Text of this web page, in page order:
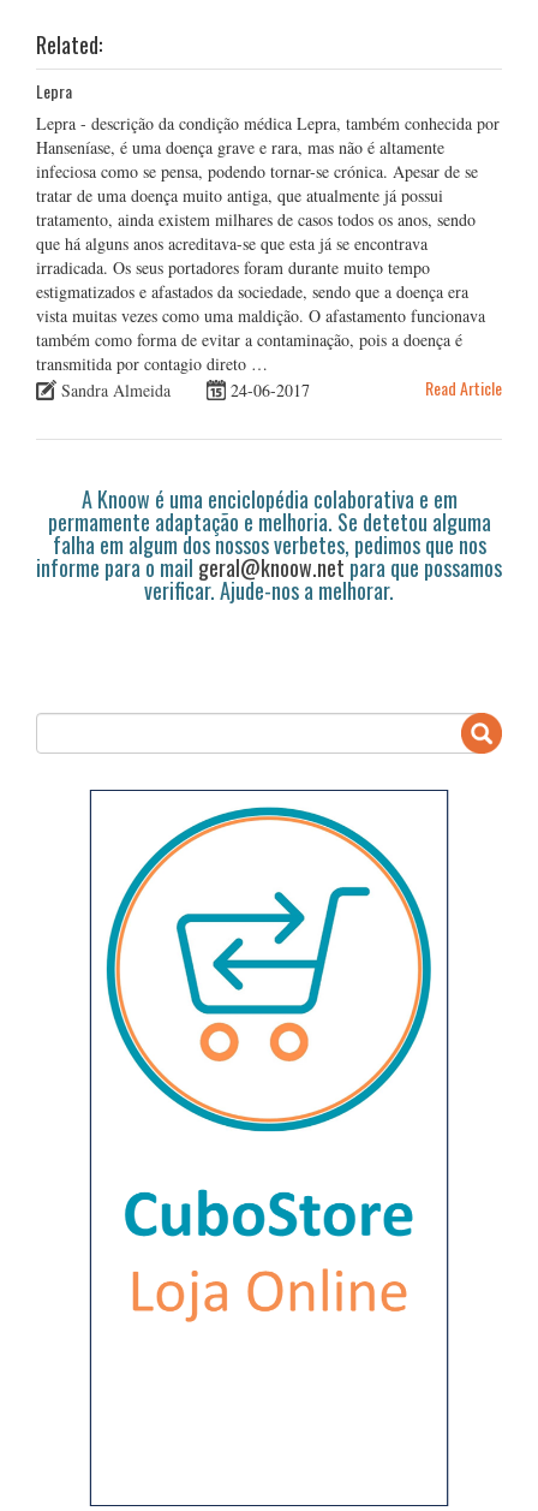
Related:
Lepra
Lepra - descrição da condição médica Lepra, também conhecida por
Hanseníase, é uma doença grave e rara, mas não é altamente
infeciosa como se pensa, podendo tornar-se crónica. Apesar de se
tratar de uma doença muito antiga, que atualmente já possui
tratamento, ainda existem milhares de casos todos os anos, sendo
que há alguns anos acreditava-se que esta já se encontrava
irradicada. Os seus portadores foram durante muito tempo
estigmatizados e afastados da sociedade, sendo que a doença era
vista muitas vezes como uma maldição. O afastamento funcionava
também como forma de evitar a contaminação, pois a doença é
transmitida por contagio direto …
Sandra Almeida
24-06-2017 Read Article
A Knoow é uma enciclopédia colaborativa e em
permamente adaptação e melhoria. Se detetou alguma
falha em algum dos nossos verbetes, pedimos que nos
informe para o mail geral@knoow.netpara que possamos
verificar. Ajude-nos a melhorar.